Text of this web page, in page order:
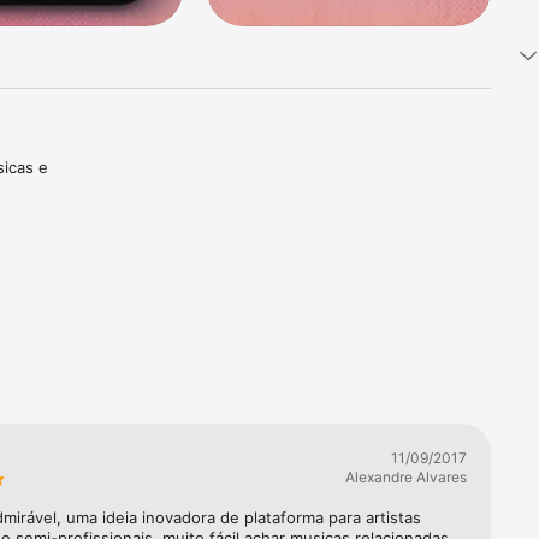
e
11/09/2017
Alexandre Alvares
uma ideia inovadora de plataforma para artistas